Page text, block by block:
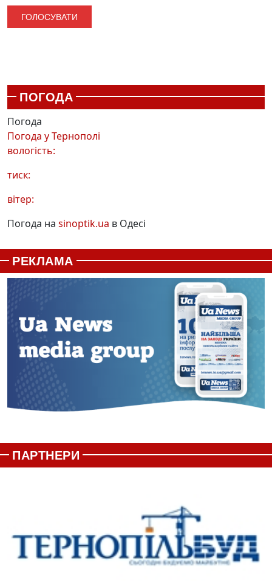
ПОГОДА
Погода
Погода уТернополі
вологість:
тиск:
вітер:
Погода на sinoptik.ua в Одесі
РЕКЛАМА
ПАРТНЕРИ